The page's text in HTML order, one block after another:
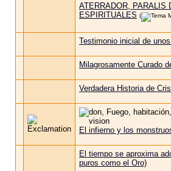
ATERRADOR, PARALIS
ESPIRITUALES (
Testimonio inicial de
Milagrosamente Curado
Verdadera Historia de
El infierno y los
El tiempo se aproxima
puros como el Oro)